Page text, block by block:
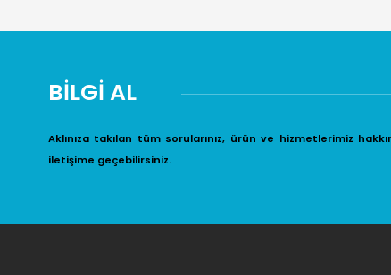
BİLGİ AL
Aklınıza takılan tüm sorularınız, ürün ve hizmetlerimiz
iletişime geçebilirsiniz.